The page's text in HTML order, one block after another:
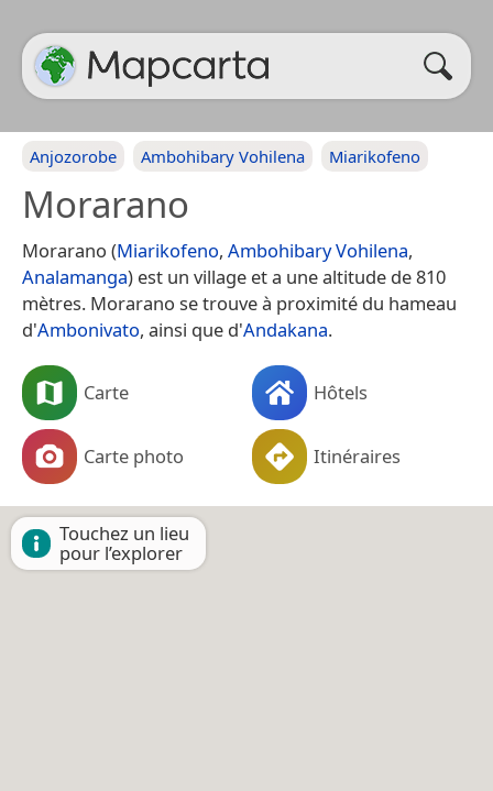
Anjozorobe Ambohibary Vohilena Miarikofeno
Morarano
Morarano (Miarikofeno, Ambohibary Vohilena,
Analamanga) est un village et a une altitude de 810
mètres. Morarano se trouve à proximité du hameau
d'Ambonivato, ainsi que d'Andakana.
Carte Hôtels
Carte photo Itinéraires
Touchez un lieu
pour l’explorer